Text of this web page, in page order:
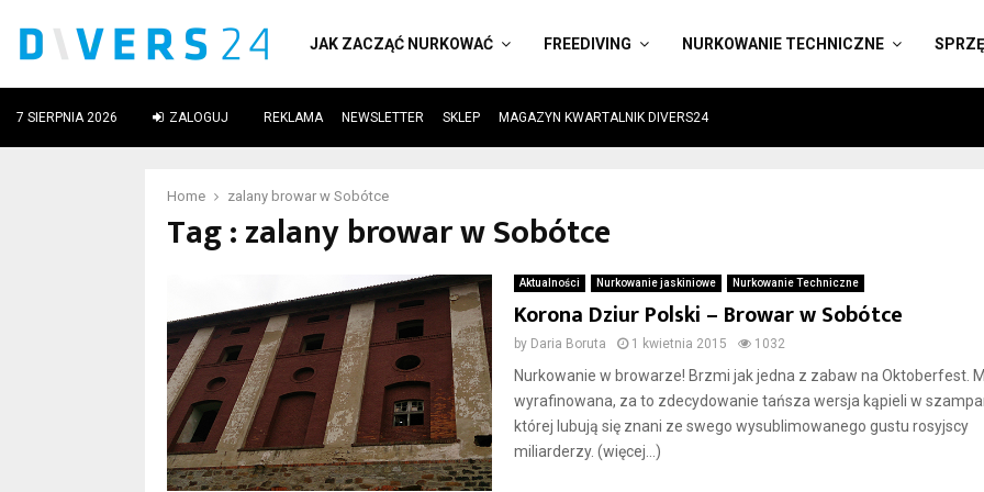
JAK ZACZĄĆ NURKOWAĆ FREEDIVING NURKOWANIE TECHNICZNE
7 SIERPNIA 2026 ZALOGUJ REKLAMA NEWSLETTER SKLEP MAGAZYN KWARTALNIK DIVERS24
Home zalany browar w Sobótce
Tag : zalany browar w Sobótce
Aktualności Nurkowanie jaskiniowe Nurkowanie Techniczne
Korona Dziur Polski – Browar w Sobótce
by Daria Boruta 1 kwietnia 2015 1032
Nurkowanie w browarze! Brzmi jak jedna z zabaw na Oktoberfest.
wyrafinowana, za to zdecydowanie tańsza wersja kąpieli w
której lubują się znani ze swego wysublimowanego gustu rosyjscy
miliarderzy. (więcej…)